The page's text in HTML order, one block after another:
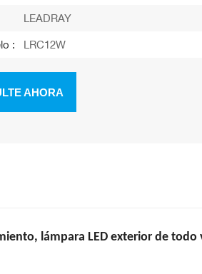
LEADRAY
:
LRC12W
AHORA
lámpara LED exterior de todo